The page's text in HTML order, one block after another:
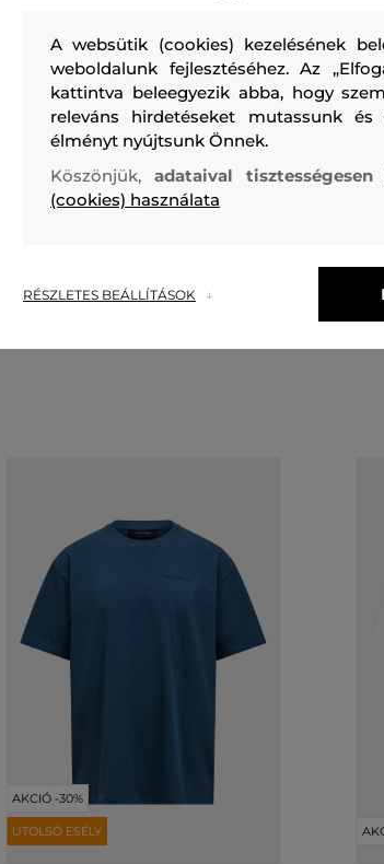
28 690 Ft
AKCIÓ -30%
UTOLSÓ ESÉLY
A websütik (cookies) kezelésének
weboldalunk fejlesztéséhez. Az
kattintva beleegyezik abba, hogy
releváns hirdetéseket mutassunk és
élményt nyújtsunk Önnek.
Köszönjük, adataival
(cookies) használata
RÉSZLETES BEÁLLÍTÁSOK